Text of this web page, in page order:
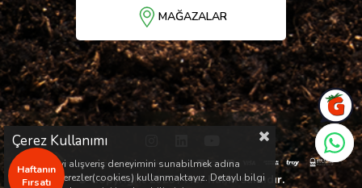
MAĞAZALAR
Haftanın
Fırsatı
© Copyright 2026 / Her hakkı saklıdır.
Çerez Kullanımı
Sizlere en iyi alışveriş deneyimini sunabilmek adına
sitemizde çerezler(cookies) kullanmaktayız. Detaylı bilgi